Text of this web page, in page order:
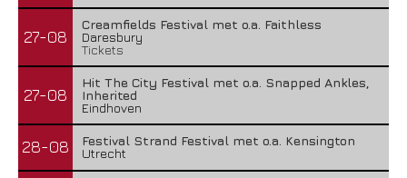
27-08
Creamfields Festival met o.a. Faithless
Daresbury
Tickets
27-08
Hit The City Festival met o.a. Snapped Ankles,
Inherited
Eindhoven
28-08
Festival Strand Festival met o.a. Kensington
Utrecht